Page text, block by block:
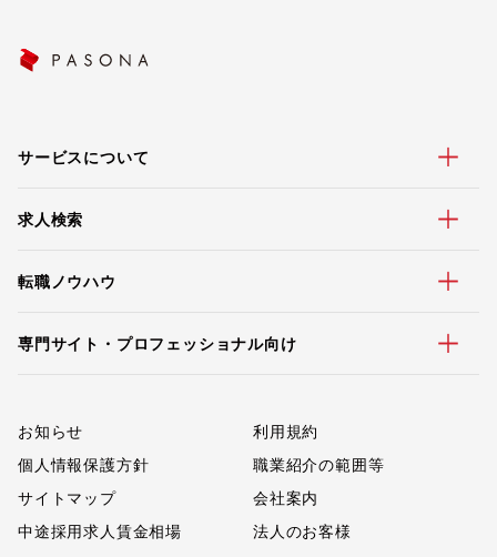
サービスについて
求人検索
転職ノウハウ
専門サイト・プロフェッショナル向け
お知らせ
利用規約
個人情報保護方針
職業紹介の範囲等
サイトマップ
会社案内
中途採用求人賃金相場
法人のお客様